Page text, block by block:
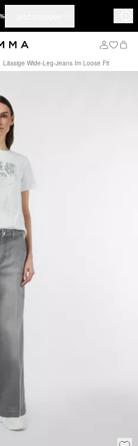
Lässige Wide-Leg-Jeans Im Loose Fit